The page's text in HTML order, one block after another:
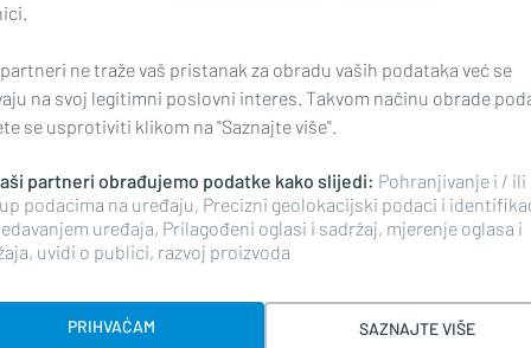
komentiranje članaka na web portalu i mobilnim
korisnicima. Svaki korisnik koji želi
sPravilima komentiranjana web portalu i mobilnim
stavkom 2. članka 94. Zakona.
komentar i pokrenite raspravu.
ne traže vaš pristanak za obradu vaših podataka već se
na svoj legitimni poslovni interes. Takvom načinu obrade
se usprotiviti klikom na "Saznajte više".
partneri obrađujemo podatke kako slijedi: Pohranjivanje i / ili
podacima na uređaju, Precizni geolokacijski podaci i
uređaja, Prilagođeni oglasi i sadržaj, mjerenje oglasa i
uvidi o publici, razvoj proizvoda
PRIHVAĆAM SAZNAJTE VIŠE